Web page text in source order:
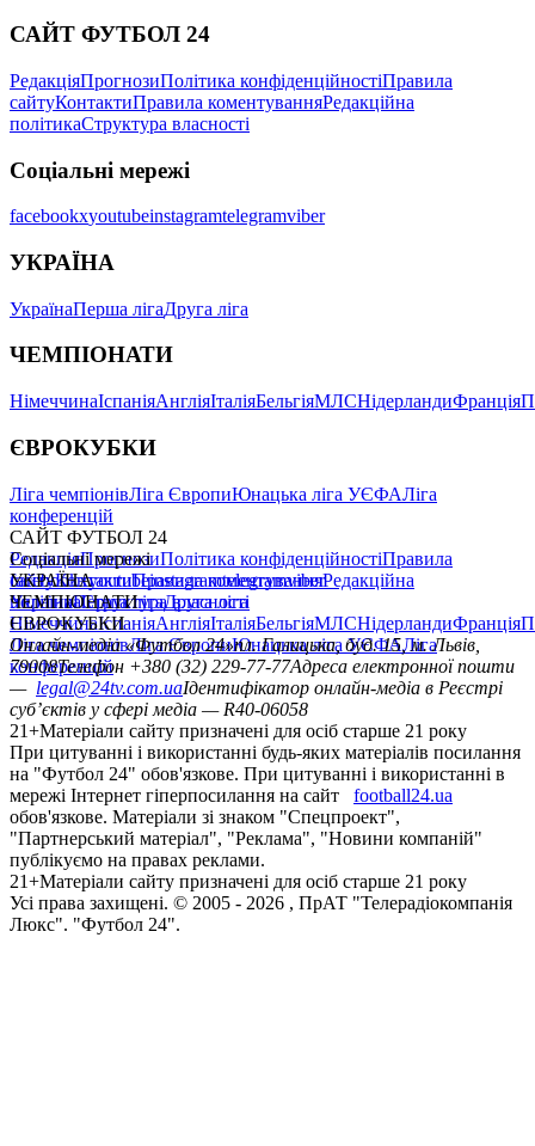
САЙТ ФУТБОЛ 24
РедакціяПрогнозиПолітика конфіденційностіПравила
сайтуКонтактиПравила коментуванняРедакційна
політикаСтруктура власності
Соціальні мережі
facebookxyoutubeinstagramtelegramviber
УКРАЇНА
УкраїнаПерша лігаДруга ліга
ЧЕМПІОНАТИ
НімеччинаІспаніяАнгліяІталіяБельгіяМЛСНідерландиФранція
ЄВРОКУБКИ
Ліга чемпіонівЛіга ЄвропиЮнацька ліга УЄФАЛіга
конференцій
САЙТ ФУТБОЛ 24
РедакціяПрогнозиПолітика конфіденційностіПравила
сайтуКонтактиПравила коментуванняРедакційна
політикаСтруктура власності
Соціальні мережі
facebookxyoutubeinstagramtelegramviber
УКРАЇНА
УкраїнаПерша лігаДруга ліга
ЧЕМПІОНАТИ
НімеччинаІспаніяАнгліяІталіяБельгіяМЛСНідерландиФранція
ЄВРОКУБКИ
Ліга чемпіонівЛіга ЄвропиЮнацька ліга УЄФАЛіга
конференцій
Онлайн-медіа «Футбол 24»пл. Галицька, буд. 15, м. Львів,
79008Телефон +380 (32) 229-77-77Адреса електронної пошти
— legal@24tv.com.uaІдентифікатор онлайн-медіа в Реєстрі
суб’єктів у сфері медіа — R40-06058
21+Матеріали сайту призначені для осіб старше 21 року
При цитуванні і використанні будь-яких матеріалів посилання
на "Футбол 24" обов'язкове. При цитуванні і використанні в
мережі Інтернет гіперпосилання на сайт
football24.ua
обов'язкове. Матеріали зі знаком "Спецпроект",
"Партнерський матеріал", "Реклама", "Новини компаній"
публікуємо на правах реклами.
21+Матеріали сайту призначені для осіб старше 21 року
Усi права захищенi. © 2005 - 2026 , ПрАТ "Телерадіокомпанія
Люкс". "Футбол 24".